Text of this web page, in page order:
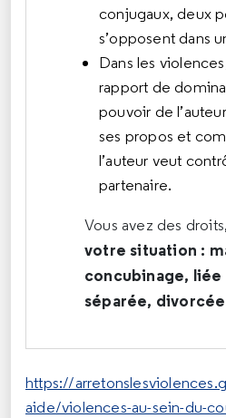
conjugaux, deux
s’opposent dans
Dans les
rapport de
pouvoir de
ses propos et
l’auteur veut
partenaire.
Vous avez des droits,
votre situation :
concubinage, liée
séparée, divorcée
https://
aide/violences-au-sein-du-